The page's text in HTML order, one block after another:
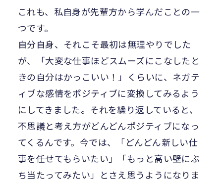
これも、私自身が先輩方から学んだことの一
つです。
自分自身、それこそ最初は無理やりでした
が、「大変な仕事ほどスムーズにこなしたと
きの自分はかっこいい！」くらいに、ネガテ
ィブな感情をポジティブに変換してみるよう
にしてきました。それを繰り返していると、
不思議と考え方がどんどんポジティブになっ
てくるんです。今では、「どんどん新しい仕
事を任せてもらいたい」「もっと高い壁にぶ
ち当たってみたい」とさえ思うようになりま